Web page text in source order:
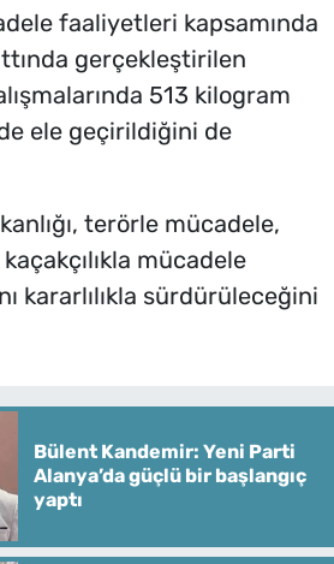
faaliyetleri kapsamında
gerçekleştirilen
513 kilogram
ele geçirildiğini de
terörle mücadele,
mücadele
kararlılıkla sürdürüleceğini
Bülent Kandemir: Yeni Parti
Alanya’da güçlü bir başlangıç
yaptı